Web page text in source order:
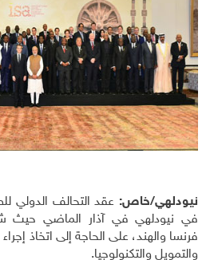
نيودلهي/خاص: عقد التحالف الدولي
في نيودلهي في آذار الماضي حيث
فرنسا والهند، على الحاجة إلى اتخاذ
والتمويل والتكنولوجيا.